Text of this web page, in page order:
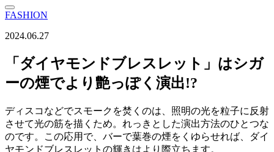
FASHION
2024.06.27
「ダイヤモンドブレスレット」はシガ
ーの煙でより艶っぽく演出!?
ディスコなどでスモークを焚くのは、照明の光を粒子に反射
させて光の筋を描くため。れっきとした演出方法のひとつな
のです。この応用で、バーで葉巻の煙をくゆらせれば、ダイ
ヤモンドブレスレットの輝きはより際立ちます。